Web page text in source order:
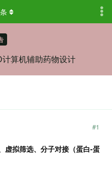
算机辅助药物设计
条
#1
虚拟筛选、分子对接（蛋白-蛋